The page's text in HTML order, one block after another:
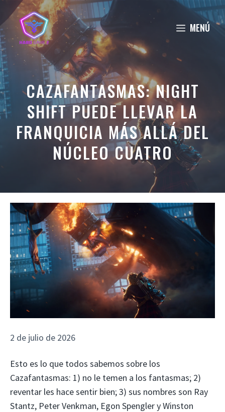
Saltar
al
contenido
MENÚ
CAZAFANTASMAS: NIGHT
SHIFT PUEDE LLEVAR LA
FRANQUICIA MÁS ALLÁ DEL
NÚCLEO CUATRO
2 de julio de 2026
Esto es lo que todos sabemos sobre los
Cazafantasmas: 1) no le temen a los fantasmas; 2)
reventar les hace sentir bien; 3) sus nombres son Ray
Stantz, Peter Venkman, Egon Spengler y Winston